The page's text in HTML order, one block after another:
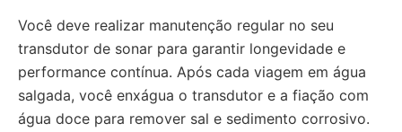
Você deve realizar manutenção regular no seu
transdutor de sonar para garantir longevidade e
performance contínua. Após cada viagem em água
salgada, você enxágua o transdutor e a fiação com
água doce para remover sal e sedimento corrosivo.